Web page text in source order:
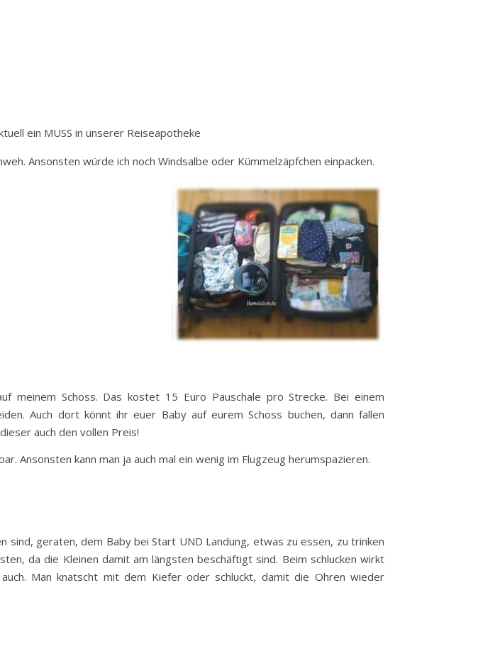
ein MUSS in unserer Reiseapotheke
Ansonsten würde ich noch Windsalbe oder Kümmelzäpfchen einpacken.
Schoss. Das kostet 15 Euro Pauschale pro Strecke. Bei einem
Auch dort könnt ihr euer Baby auf eurem Schoss buchen, dann fallen
auch den vollen Preis!
Ansonsten kann man ja auch mal ein wenig im Flugzeug herumspazieren.
geraten, dem Baby bei Start UND Landung, etwas zu essen, zu trinken
da die Kleinen damit am längsten beschäftigt sind. Beim schlucken wirkt
Man knatscht mit dem Kiefer oder schluckt, damit die Ohren wieder